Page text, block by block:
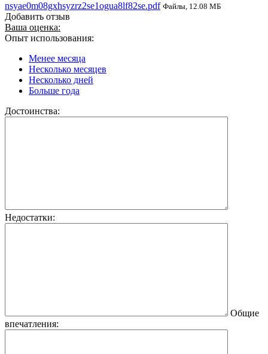
nsyae0m08gxhsyzrz2se1ogua8lf82se.pdf Файлы, 12.08 МБ
Добавить отзыв
Ваша оценка:
Опыт использования:
Менее месяца
Несколько месяцев
Несколько дней
Больше года
Достоинства:
Недостатки:
Общие
впечатления: